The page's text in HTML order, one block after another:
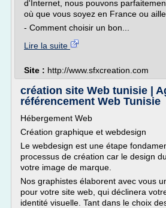
d'Internet, nous pouvons
où que vous soyez en France ou
- Comment choisir un bon...
Lire la suite
Site : http://www.sfxcreation.com
création site Web tunisie |
référencement Web Tunisie
Hébergement Web
Création graphique et webdesign
Le webdesign est une étape
processus de création car le design
votre image de marque.
Nos graphistes élaborent avec vous
pour votre site web, qui déclinera
identité visuelle. Tant dans le choix